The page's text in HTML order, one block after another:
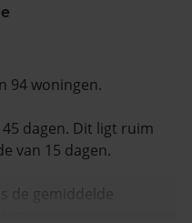
94 woningen.
dagen. Dit ligt ruim
van 15 dagen.
de gemiddelde